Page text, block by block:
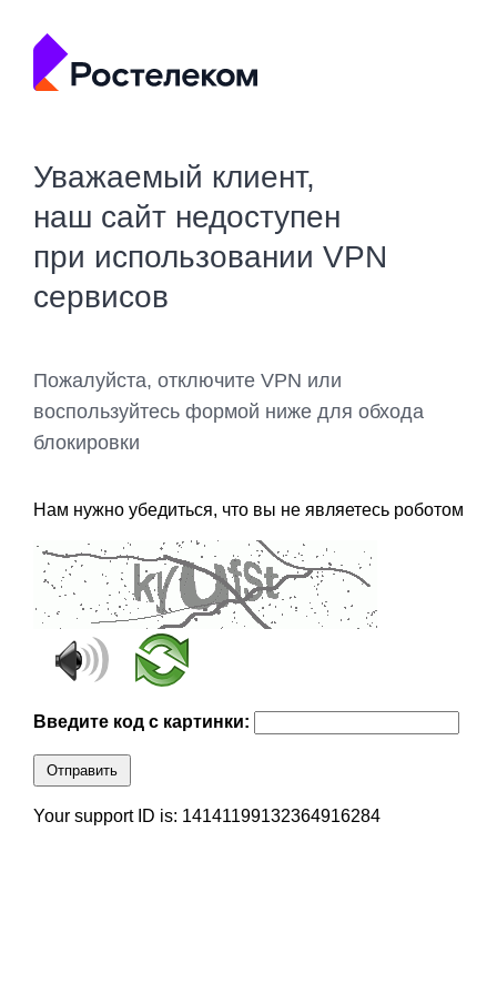
Уважаемый клиент,
наш сайт недоступен
при использовании VPN
сервисов
Пожалуйста, отключите VPN или
воспользуйтесь формой ниже для обхода
блокировки
Нам нужно убедиться, что вы не являетесь роботом
Введите код с картинки:
Отправить
Your support ID is: 14141199132364916284